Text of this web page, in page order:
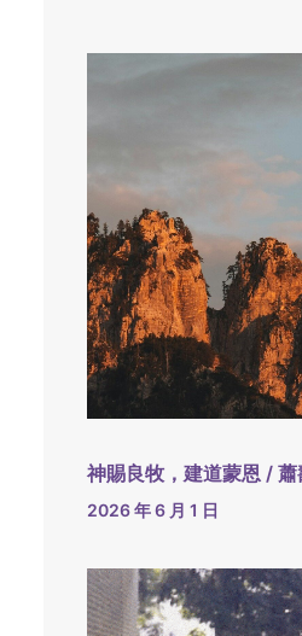
神賜良牧，建道蒙恩 / 蕭
2026 年 6 月 1 日